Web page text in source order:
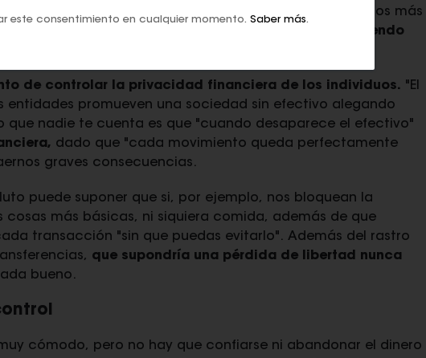
fallarnos y dejarnos indefensos. Y uno de los ejemplos más
de abril, que inutilizó los cajeros y los datáfonos,
haciendo
de controlar la privacidad financiera de los individuos. "El
entidades promueven una sociedad sin efectivo alegando
que nadie te cuenta es que "cuando desaparece el efectivo"
dado que "cada movimiento queda perfectamente
graves consecuencias.
puede suponer que si, por ejemplo, nos bloquean la
más básicas, ni siquiera comida, además de que
transacción "sin que puedas evitarlo". Además del rastro
que supondría una pérdida de libertad nunca
bueno.
cómodo, pero no hay que confiarse ni abandonar el dinero
este consentimiento en cualquier momento. Saber más.